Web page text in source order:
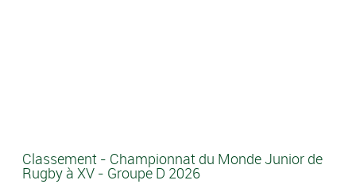
Classement - Championnat du Monde Junior de
Rugby à XV - Groupe D 2026